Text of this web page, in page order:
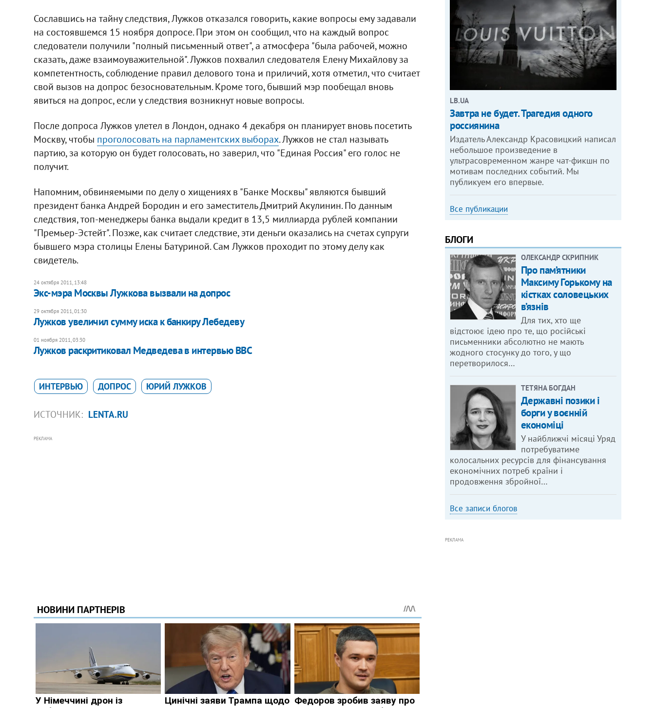
Сославшись на тайну следствия, Лужков отказался говорить, какие вопросы ему задавали
на состоявшемся 15 ноября допросе. При этом он сообщил, что на каждый вопрос
следователи получили "полный письменный ответ", а атмосфера "была рабочей, можно
сказать, даже взаимоуважительной". Лужков похвалил следователя Елену Михайлову за
компетентность, соблюдение правил делового тона и приличий, хотя отметил, что считает
свой вызов на допрос безосновательным. Кроме того, бывший мэр пообещал вновь
явиться на допрос, если у следствия возникнут новые вопросы.
После допроса Лужков улетел в Лондон, однако 4 декабря он планирует вновь посетить
Москву, чтобы проголосовать на парламентских выборах. Лужков не стал называть
партию, за которую он будет голосовать, но заверил, что "Единая Россия" его голос не
получит.
Напомним, обвиняемыми по делу о хищениях в "Банке Москвы" являются бывший
президент банка Андрей Бородин и его заместитель Дмитрий Акулинин. По данным
следствия, топ-менеджеры банка выдали кредит в 13,5 миллиарда рублей компании
"Премьер-Эстейт". Позже, как считает следствие, эти деньги оказались на счетах супруги
бывшего мэра столицы Елены Батуриной. Сам Лужков проходит по этому делу как
свидетель.
24 октября 2011, 13:48
Экс-мэра Москвы Лужкова вызвали на допрос
29 октября 2011, 01:30
Лужков увеличил сумму иска к банкиру Лебедеву
01 ноября 2011, 03:30
Лужков раскритиковал Медведева в интервью BBC
ИНТЕРВЬЮ ДОПРОС ЮРИЙ ЛУЖКОВ
ИСТОЧНИК: LENTA.RU
РЕКЛАМА
LB.UA
Завтра не будет. Трагедия одного
россиянина
Издатель Александр Красовицкий написал
небольшое произведение в
ультрасовременном жанре чат-фикшн по
мотивам последних событий. Мы
публикуем его впервые.
Все публикации
БЛОГИ
ОЛЕКСАНДР СКРИПНИК
Про пам’ятники
Максиму Горькому на
кістках соловецьких
в’язнів
Для тих, хто ще
відстоює ідею про те, що російські
письменники абсолютно не мають
жодного стосунку до того, у що
перетворилося…
ТЕТЯНА БОГДАН
Державні позики і
борги у воєнній
економіці
У найближчі місяці Уряд
потребуватиме
колосальних ресурсів для фінансування
економічних потреб країни і
продовження збройної…
Все записи блогов
РЕКЛАМА